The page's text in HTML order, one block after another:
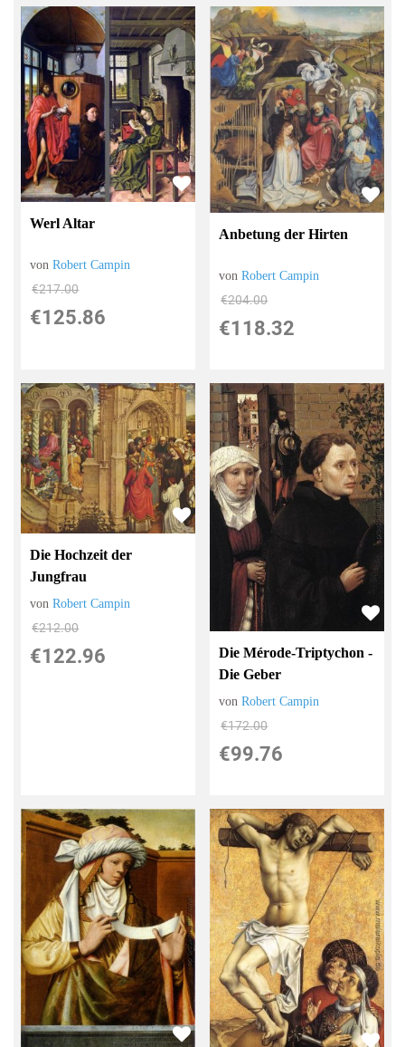
Werl Altar
vonRobert Campin
€217.00
€125.86
Anbetung der Hirten
vonRobert Campin
€204.00
€118.32
Die Hochzeit der
Jungfrau
vonRobert Campin
€212.00
€122.96
Die Mérode-Triptychon -
Die Geber
vonRobert Campin
€172.00
€99.76